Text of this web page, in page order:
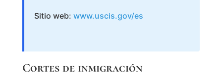
Sitio web: www.uscis.gov/es
Cortes de inmigración